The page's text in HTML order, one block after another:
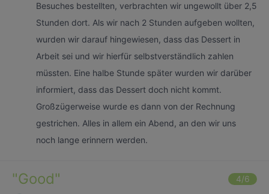
Besuches bestellten, verbrachten wir ungewollt über 2,5
Stunden dort. Als wir nach 2 Stunden aufgeben wollten,
wurden wir darauf hingewiesen, dass das Dessert in
Arbeit sei und wir hierfür selbstverständlich zahlen
müssten. Eine halbe Stunde später wurden wir darüber
informiert, dass das Dessert doch nicht kommt.
Großzügerweise wurde es dann von der Rechnung
gestrichen. Alles in allem ein Abend, an den wir uns
noch lange erinnern werden.
"Good" 4/6